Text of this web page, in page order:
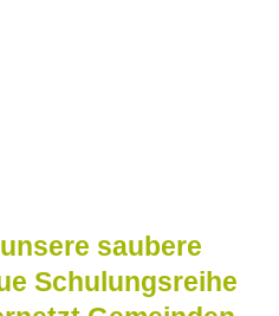
saubere
Schulungsreihe